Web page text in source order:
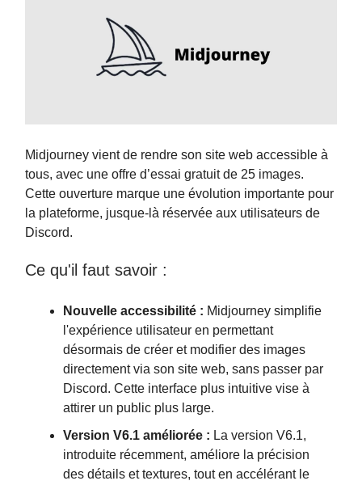
Midjourney vient de rendre son site web accessible à
tous, avec une offre d’essai gratuit de 25 images.
Cette ouverture marque une évolution importante pour
la plateforme, jusque-là réservée aux utilisateurs de
Discord.
Ce qu'il faut savoir :
Nouvelle accessibilité : Midjourney simplifie
l'expérience utilisateur en permettant
désormais de créer et modifier des images
directement via son site web, sans passer par
Discord. Cette interface plus intuitive vise à
attirer un public plus large.
Version V6.1 améliorée : La version V6.1,
introduite récemment, améliore la précision
des détails et textures, tout en accélérant le